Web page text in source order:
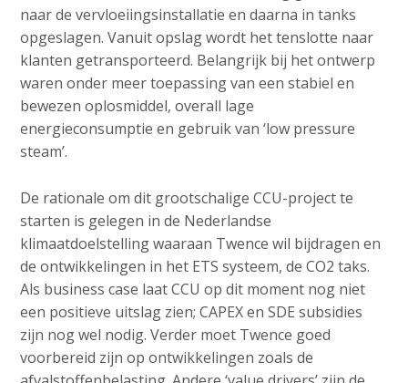
naar de vervloeiingsinstallatie en daarna in tanks
opgeslagen. Vanuit opslag wordt het tenslotte naar
klanten getransporteerd. Belangrijk bij het ontwerp
waren onder meer toepassing van een stabiel en
bewezen oplosmiddel, overall lage
energieconsumptie en gebruik van ‘low pressure
steam’.
De rationale om dit grootschalige CCU-project te
starten is gelegen in de Nederlandse
klimaatdoelstelling waaraan Twence wil bijdragen en
de ontwikkelingen in het ETS systeem, de CO2 taks.
Als business case laat CCU op dit moment nog niet
een positieve uitslag zien; CAPEX en SDE subsidies
zijn nog wel nodig. Verder moet Twence goed
voorbereid zijn op ontwikkelingen zoals de